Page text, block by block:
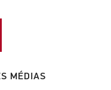
MÉDIAS